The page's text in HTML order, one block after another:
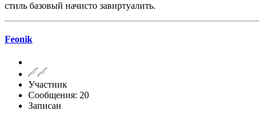
стиль базовый начисто завиртуалить.
Feonik
Участник
Сообщения: 20
Записан